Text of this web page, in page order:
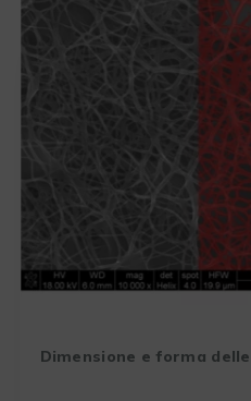
Dimensione e forma